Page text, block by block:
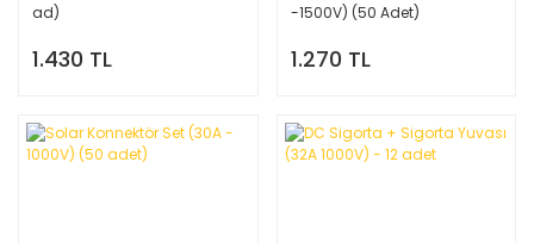
ad)
1.430 TL
-1500V) (50 Adet)
1.270 TL